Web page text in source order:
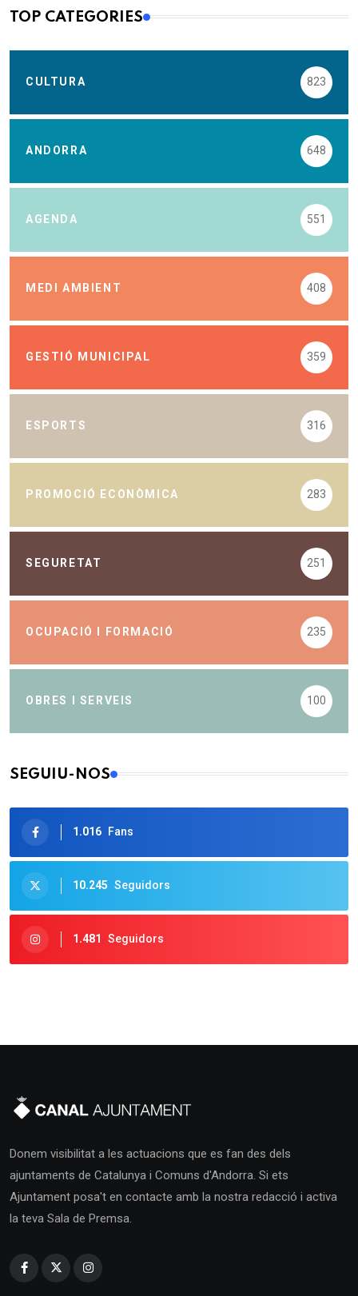
TOP CATEGORIES
CULTURA 823
ANDORRA 648
AGENDA 551
MEDI AMBIENT 408
GESTIÓ MUNICIPAL 359
ESPORTS 316
PROMOCIÓ ECONÒMICA 283
SEGURETAT 251
OCUPACIÓ I FORMACIÓ 235
OBRES I SERVEIS 100
SEGUIU-NOS
1.016 Fans
10.245 Seguidors
1.481 Seguidors
Donem visibilitat a les actuacions que es fan des dels
ajuntaments de Catalunya i Comuns d'Andorra. Si ets
Ajuntament posa't en contacte amb la nostra redacció i activa
la teva Sala de Premsa.